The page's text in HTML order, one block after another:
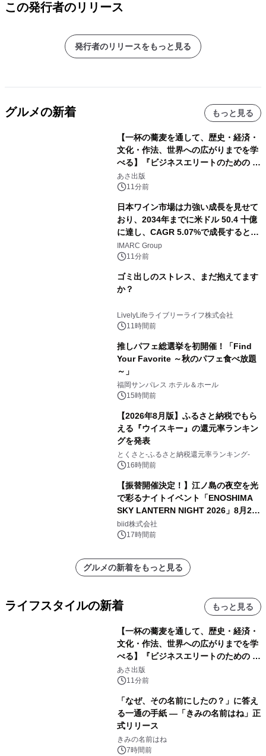
この発行者のリリース
発行者のリリースをもっと見る
グルメの新着 もっと見る
【一杯の蕎麦を通して、歴史・経済・
文化・作法、世界への広がりまでを学
べる】『ビジネスエリートのための 教
養としての蕎麦』2026年8月25日
（火）発売
あさ出版
11分前
日本ワイン市場は力強い成長を見せて
おり、2034年までに米ドル 50.4 十億
に達し、CAGR 5.07%で成長すると予
測IMARC Group
11分前
ゴミ出しのストレス、まだ抱えてます
か？
LivelyLifeライブリーライフ株式会社
11時間前
推しパフェ総選挙を初開催！「Find
Your Favorite ～秋のパフェ食べ放題
～」
福岡サンパレス ホテル＆ホール
15時間前
【2026年8月版】ふるさと納税でもら
える『ウイスキー』の還元率ランキン
グを発表
とくさと-ふるさと納税還元率ランキング-
16時間前
【振替開催決定！】江ノ島の夜空を光
で彩るナイトイベント「ENOSHIMA
SKY LANTERN NIGHT 2026」8月22
日(土)振替開催＆受付スタート！
biid株式会社
17時間前
グルメの新着をもっと見る
ライフスタイルの新着 もっと見る
【一杯の蕎麦を通して、歴史・経済・
文化・作法、世界への広がりまでを学
べる】『ビジネスエリートのための 教
養としての蕎麦』2026年8月25日
（火）発売
あさ出版
11分前
「なぜ、その名前にしたの？」に答え
る一通の手紙 ―「きみの名前はね」正
式リリース
きみの名前はね
7時間前